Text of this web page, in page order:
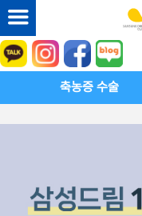
축농증 수술